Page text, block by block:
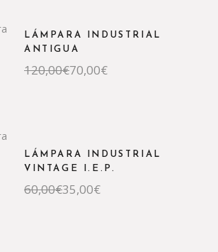
LÁMPARA INDUSTRIAL
ANTIGUA
120,00€
El
precio
70,00€
El
precio
LÁMPARA INDUSTRIAL
VINTAGE I.E.P.
60,00€
El
precio
35,00€
El
precio